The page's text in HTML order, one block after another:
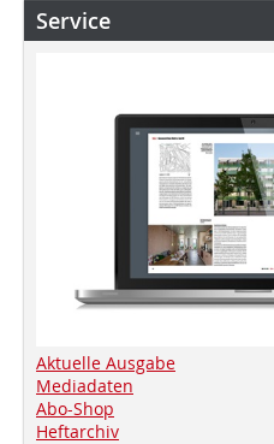
Service
Aktuelle Ausgabe
Mediadaten
Abo-Shop
Heftarchiv